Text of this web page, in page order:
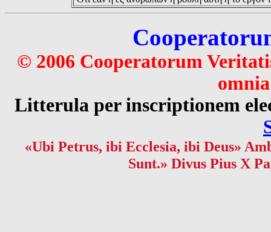
© 2006 Cooperatorum
Litterula per inscriptionem
«Ubi Petrus, ibi Ecclesia, ibi Deus»
Sunt.» Divus Pius X